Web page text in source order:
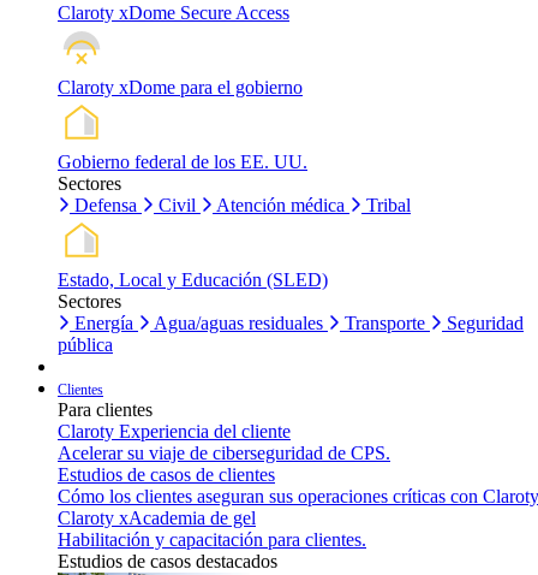
Claroty xDome Secure Access
Claroty xDome para el gobierno
Gobierno federal de los EE. UU.
Sectores
Defensa
Civil Atención médica Tribal
Estado, Local y Educación (SLED)
Sectores
Energía
Agua/aguas residuales Transporte
Seguridad
pública
Clientes
Para clientes
Claroty Experiencia del cliente
Acelerar su viaje de ciberseguridad de CPS.
Estudios de casos de clientes
Cómo los clientes aseguran sus operaciones críticas con
Claroty xAcademia de gel
Habilitación y capacitación para clientes.
Estudios de casos destacados